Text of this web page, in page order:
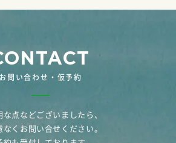
お問い合わせ・仮予約
な点などございましたら、
なくお問い合せください。